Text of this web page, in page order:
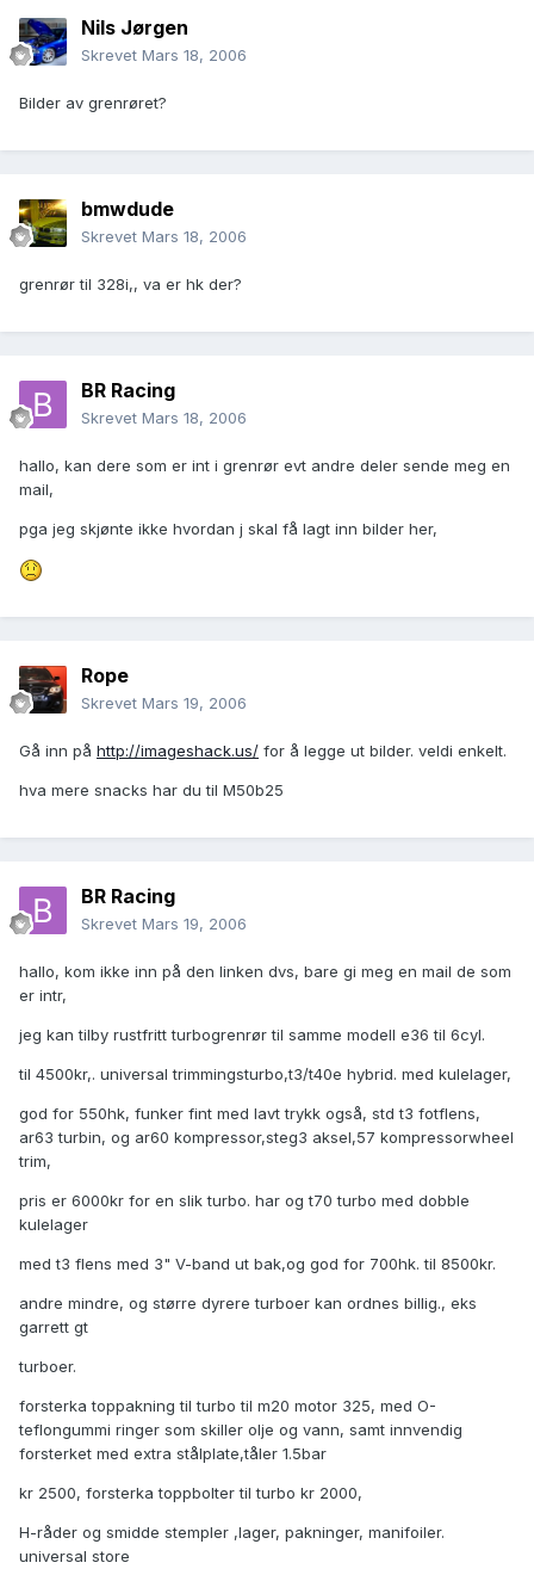
Nils Jørgen
Skrevet Mars 18, 2006
Bilder av grenrøret?
bmwdude
Skrevet Mars 18, 2006
grenrør til 328i,, va er hk der?
BR Racing
Skrevet Mars 18, 2006
hallo, kan dere som er int i grenrør evt andre deler sende meg en
mail,
pga jeg skjønte ikke hvordan j skal få lagt inn bilder her,
Rope
Skrevet Mars 19, 2006
Gå inn på http://imageshack.us/ for å legge ut bilder. veldi enkelt.
hva mere snacks har du til M50b25
BR Racing
Skrevet Mars 19, 2006
hallo, kom ikke inn på den linken dvs, bare gi meg en mail de som
er intr,
jeg kan tilby rustfritt turbogrenrør til samme modell e36 til 6cyl.
til 4500kr,. universal trimmingsturbo,t3/t40e hybrid. med kulelager,
god for 550hk, funker fint med lavt trykk også, std t3 fotflens,
ar63 turbin, og ar60 kompressor,steg3 aksel,57 kompressorwheel
trim,
pris er 6000kr for en slik turbo. har og t70 turbo med dobble
kulelager
med t3 flens med 3" V-band ut bak,og god for 700hk. til 8500kr.
andre mindre, og større dyrere turboer kan ordnes billig., eks
garrett gt
turboer.
forsterka toppakning til turbo til m20 motor 325, med O-
teflongummi ringer som skiller olje og vann, samt innvendig
forsterket med extra stålplate,tåler 1.5bar
kr 2500, forsterka toppbolter til turbo kr 2000,
H-råder og smidde stempler ,lager, pakninger, manifoiler.
universal store